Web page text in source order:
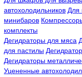
автохолодильников Для
минибаров
комплекты
Дегидраторы для мяса
для пастилы
Дегидраторы
Уцененные